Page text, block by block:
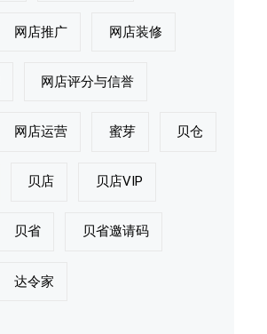
网店推广 网店装修
网店评分与信誉
网店运营 蜜芽 贝仓
贝店 贝店VIP
贝省 贝省邀请码
达令家